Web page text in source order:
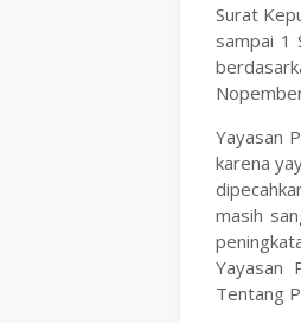
Surat
sampai 1
Yayasan
karena
masih
Yayasan
Tentang